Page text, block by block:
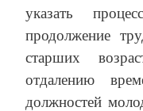
указать
продолжение
старших
отдалению
должностей